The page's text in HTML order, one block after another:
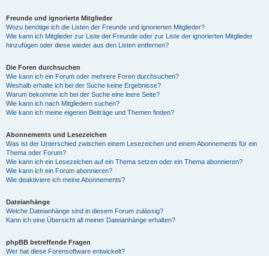
Freunde und ignorierte Mitglieder
Wozu benötige ich die Listen der Freunde und ignorierten Mitglieder?
Wie kann ich Mitglieder zur Liste der Freunde oder zur Liste der ignorierten Mitglieder
hinzufügen oder diese wieder aus den Listen entfernen?
Die Foren durchsuchen
Wie kann ich ein Forum oder mehrere Foren durchsuchen?
Weshalb erhalte ich bei der Suche keine Ergebnisse?
Warum bekomme ich bei der Suche eine leere Seite?
Wie kann ich nach Mitgliedern suchen?
Wie kann ich meine eigenen Beiträge und Themen finden?
Abonnements und Lesezeichen
Was ist der Unterschied zwischen einem Lesezeichen und einem Abonnements für ein
Thema oder Forum?
Wie kann ich ein Lesezeichen auf ein Thema setzen oder ein Thema abonnieren?
Wie kann ich ein Forum abonnieren?
Wie deaktiviere ich meine Abonnements?
Dateianhänge
Welche Dateianhänge sind in diesem Forum zulässig?
Kann ich eine Übersicht all meiner Dateianhänge erhalten?
phpBB betreffende Fragen
Wer hat diese Forensoftware entwickelt?